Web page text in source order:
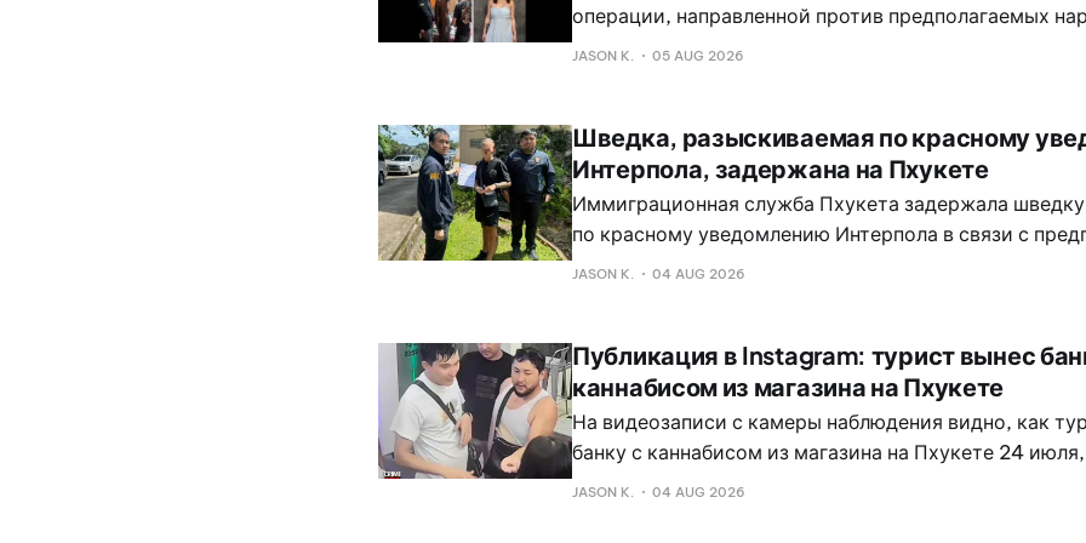
операции, направленной против предполагаемых
иммиграционного законодательства Таиланда,
JASON K. 05 AUG 2026
Шведка, разыскиваемая по красному
Интерпола, задержана на Пхукете
Иммиграционная служба Пхукета задержала
по красному уведомлению Интерпола в связи с
крупномасштабным мошенничеством, связанным с
JASON K. 04 AUG 2026
Публикация в Instagram: турист вынес
каннабисом из магазина на Пхукете
На видеозаписи с камеры наблюдения видно, как
банку с каннабисом из магазина на Пхукете 24
публикации в Instagram. В публикации
JASON K. 04 AUG 2026